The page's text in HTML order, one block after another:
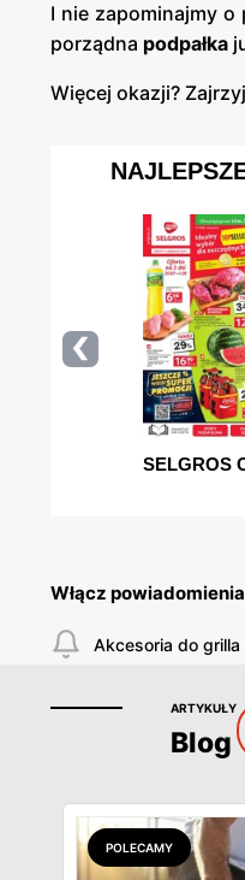
I nie zapominajmy o
porządna podpałka
Więcej okazji?
Włącz
Akcesoria do grilla
ARTYKUŁY
Blog
POLECAMY